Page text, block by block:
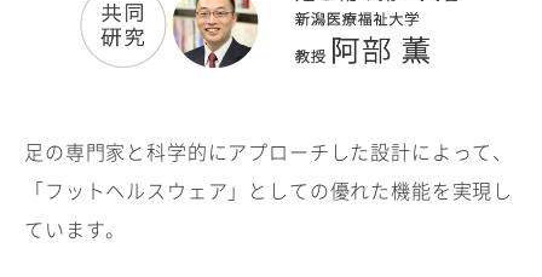
足の専門家と科学的にアプローチした設計によって、
「フットヘルスウェア」としての優れた機能を実現し
ています。